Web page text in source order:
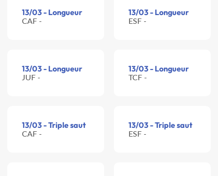
13/03 - Longueur
CAF -
13/03 - Longueur
ESF -
13/03 - Longueur
JUF -
13/03 - Longueur
TCF -
13/03 - Triple saut
CAF -
13/03 - Triple saut
ESF -